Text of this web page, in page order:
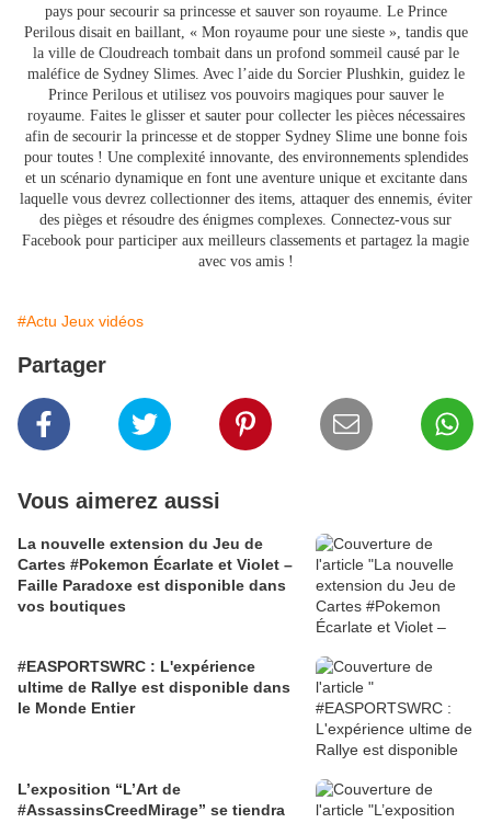
pays pour secourir sa princesse et sauver son royaume. Le Prince
Perilous disait en baillant, « Mon royaume pour une sieste », tandis que
la ville de Cloudreach tombait dans un profond sommeil causé par le
maléfice de Sydney Slimes. Avec l’aide du Sorcier Plushkin, guidez le
Prince Perilous et utilisez vos pouvoirs magiques pour sauver le
royaume. Faites le glisser et sauter pour collecter les pièces nécessaires
afin de secourir la princesse et de stopper Sydney Slime une bonne fois
pour toutes ! Une complexité innovante, des environnements splendides
et un scénario dynamique en font une aventure unique et excitante dans
laquelle vous devrez collectionner des items, attaquer des ennemis, éviter
des pièges et résoudre des énigmes complexes. Connectez-vous sur
Facebook pour participer aux meilleurs classements et partagez la magie
avec vos amis !
#Actu Jeux vidéos
Partager
Vous aimerez aussi
La nouvelle extension du Jeu de
Cartes #Pokemon Écarlate et Violet –
Faille Paradoxe est disponible dans
vos boutiques
#EASPORTSWRC : L'expérience
ultime de Rallye est disponible dans
le Monde Entier
L’exposition “L’Art de
#AssassinsCreedMirage” se tiendra